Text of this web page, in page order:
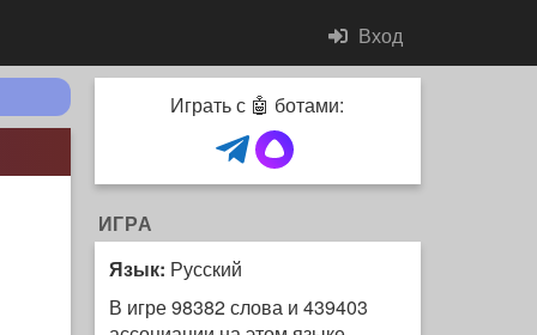
Вход
Играть с 🤖 ботами:
ИГРА
Язык: Русский
В игре 98382 слова и 439403